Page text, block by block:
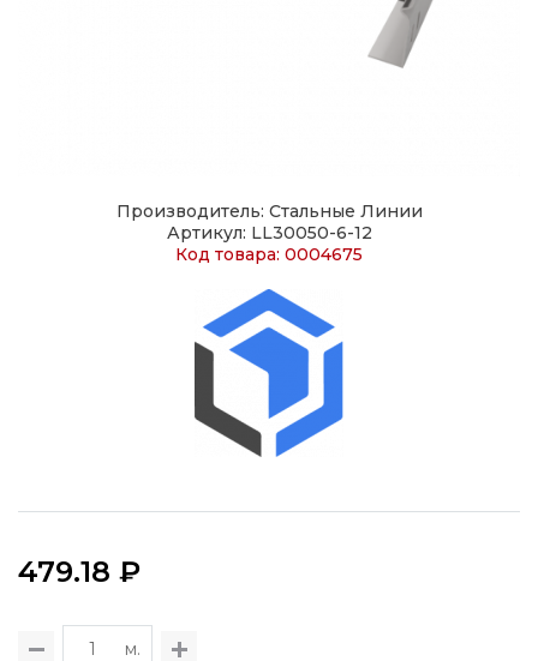
Производитель: Стальные Линии
Артикул: LL30050-6-12
Код товара: 0004675
479.18 ₽
м.